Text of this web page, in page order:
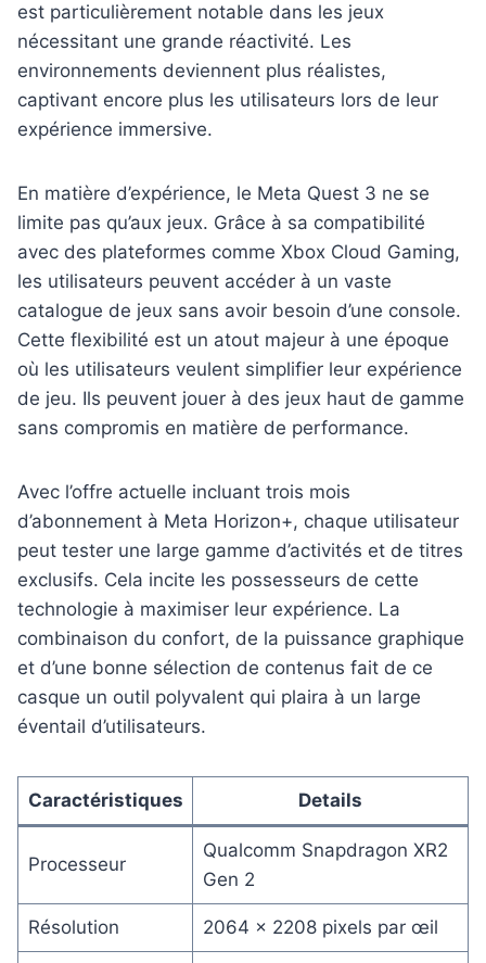
est particulièrement notable dans les jeux
nécessitant une grande réactivité. Les
environnements deviennent plus réalistes,
captivant encore plus les utilisateurs lors de leur
expérience immersive.
En matière d’expérience, le Meta Quest 3 ne se
limite pas qu’aux jeux. Grâce à sa compatibilité
avec des plateformes comme Xbox Cloud Gaming,
les utilisateurs peuvent accéder à un vaste
catalogue de jeux sans avoir besoin d’une console.
Cette flexibilité est un atout majeur à une époque
où les utilisateurs veulent simplifier leur expérience
de jeu. Ils peuvent jouer à des jeux haut de gamme
sans compromis en matière de performance.
Avec l’offre actuelle incluant trois mois
d’abonnement à Meta Horizon+, chaque utilisateur
peut tester une large gamme d’activités et de titres
exclusifs. Cela incite les possesseurs de cette
technologie à maximiser leur expérience. La
combinaison du confort, de la puissance graphique
et d’une bonne sélection de contenus fait de ce
casque un outil polyvalent qui plaira à un large
éventail d’utilisateurs.
Caractéristiques Details
Processeur
Qualcomm Snapdragon XR2
Gen 2
Résolution 2064 x 2208 pixels par œil